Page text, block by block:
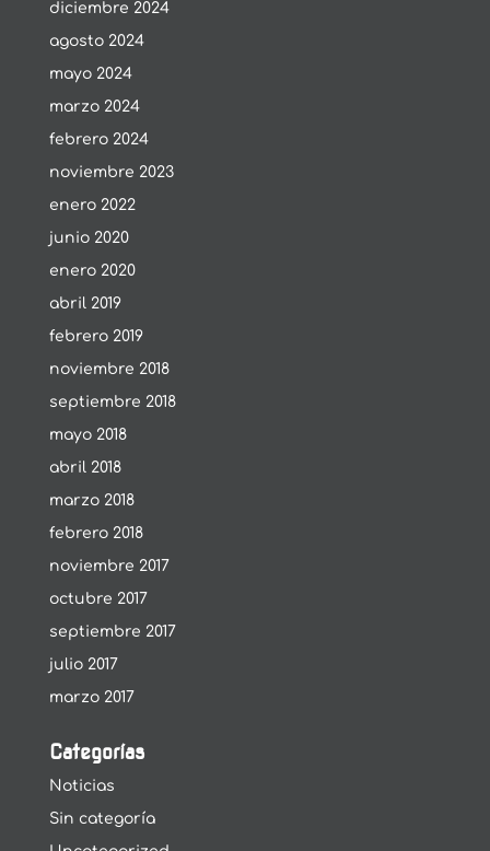
diciembre 2024
agosto 2024
mayo 2024
marzo 2024
febrero 2024
noviembre 2023
enero 2022
junio 2020
enero 2020
abril 2019
febrero 2019
noviembre 2018
septiembre 2018
mayo 2018
abril 2018
marzo 2018
febrero 2018
noviembre 2017
octubre 2017
septiembre 2017
julio 2017
marzo 2017
Categorías
Noticias
Sin categoría